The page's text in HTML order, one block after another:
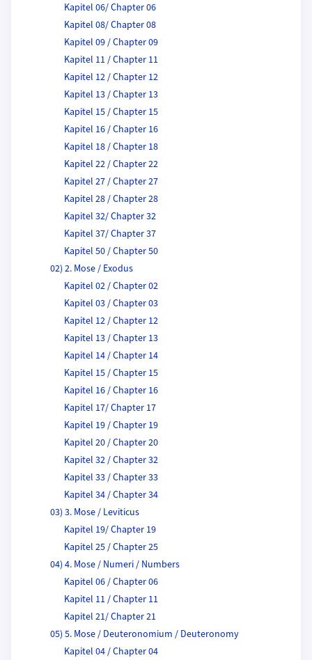
Kapitel 06/ Chapter 06
Kapitel 08/ Chapter 08
Kapitel 09 / Chapter 09
Kapitel 11 / Chapter 11
Kapitel 12 / Chapter 12
Kapitel 13 / Chapter 13
Kapitel 15 / Chapter 15
Kapitel 16 / Chapter 16
Kapitel 18 / Chapter 18
Kapitel 22 / Chapter 22
Kapitel 27 / Chapter 27
Kapitel 28 / Chapter 28
Kapitel 32/ Chapter 32
Kapitel 37/ Chapter 37
Kapitel 50 / Chapter 50
02) 2. Mose / Exodus
Kapitel 02 / Chapter 02
Kapitel 03 / Chapter 03
Kapitel 12 / Chapter 12
Kapitel 13 / Chapter 13
Kapitel 14 / Chapter 14
Kapitel 15 / Chapter 15
Kapitel 16 / Chapter 16
Kapitel 17/ Chapter 17
Kapitel 19 / Chapter 19
Kapitel 20 / Chapter 20
Kapitel 32 / Chapter 32
Kapitel 33 / Chapter 33
Kapitel 34 / Chapter 34
03) 3. Mose / Leviticus
Kapitel 19/ Chapter 19
Kapitel 25 / Chapter 25
04) 4. Mose / Numeri / Numbers
Kapitel 06 / Chapter 06
Kapitel 11 / Chapter 11
Kapitel 21/ Chapter 21
05) 5. Mose / Deuteronomium / Deuteronomy
Kapitel 04 / Chapter 04